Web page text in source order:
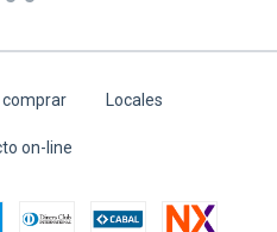
comprar Locales
on-line